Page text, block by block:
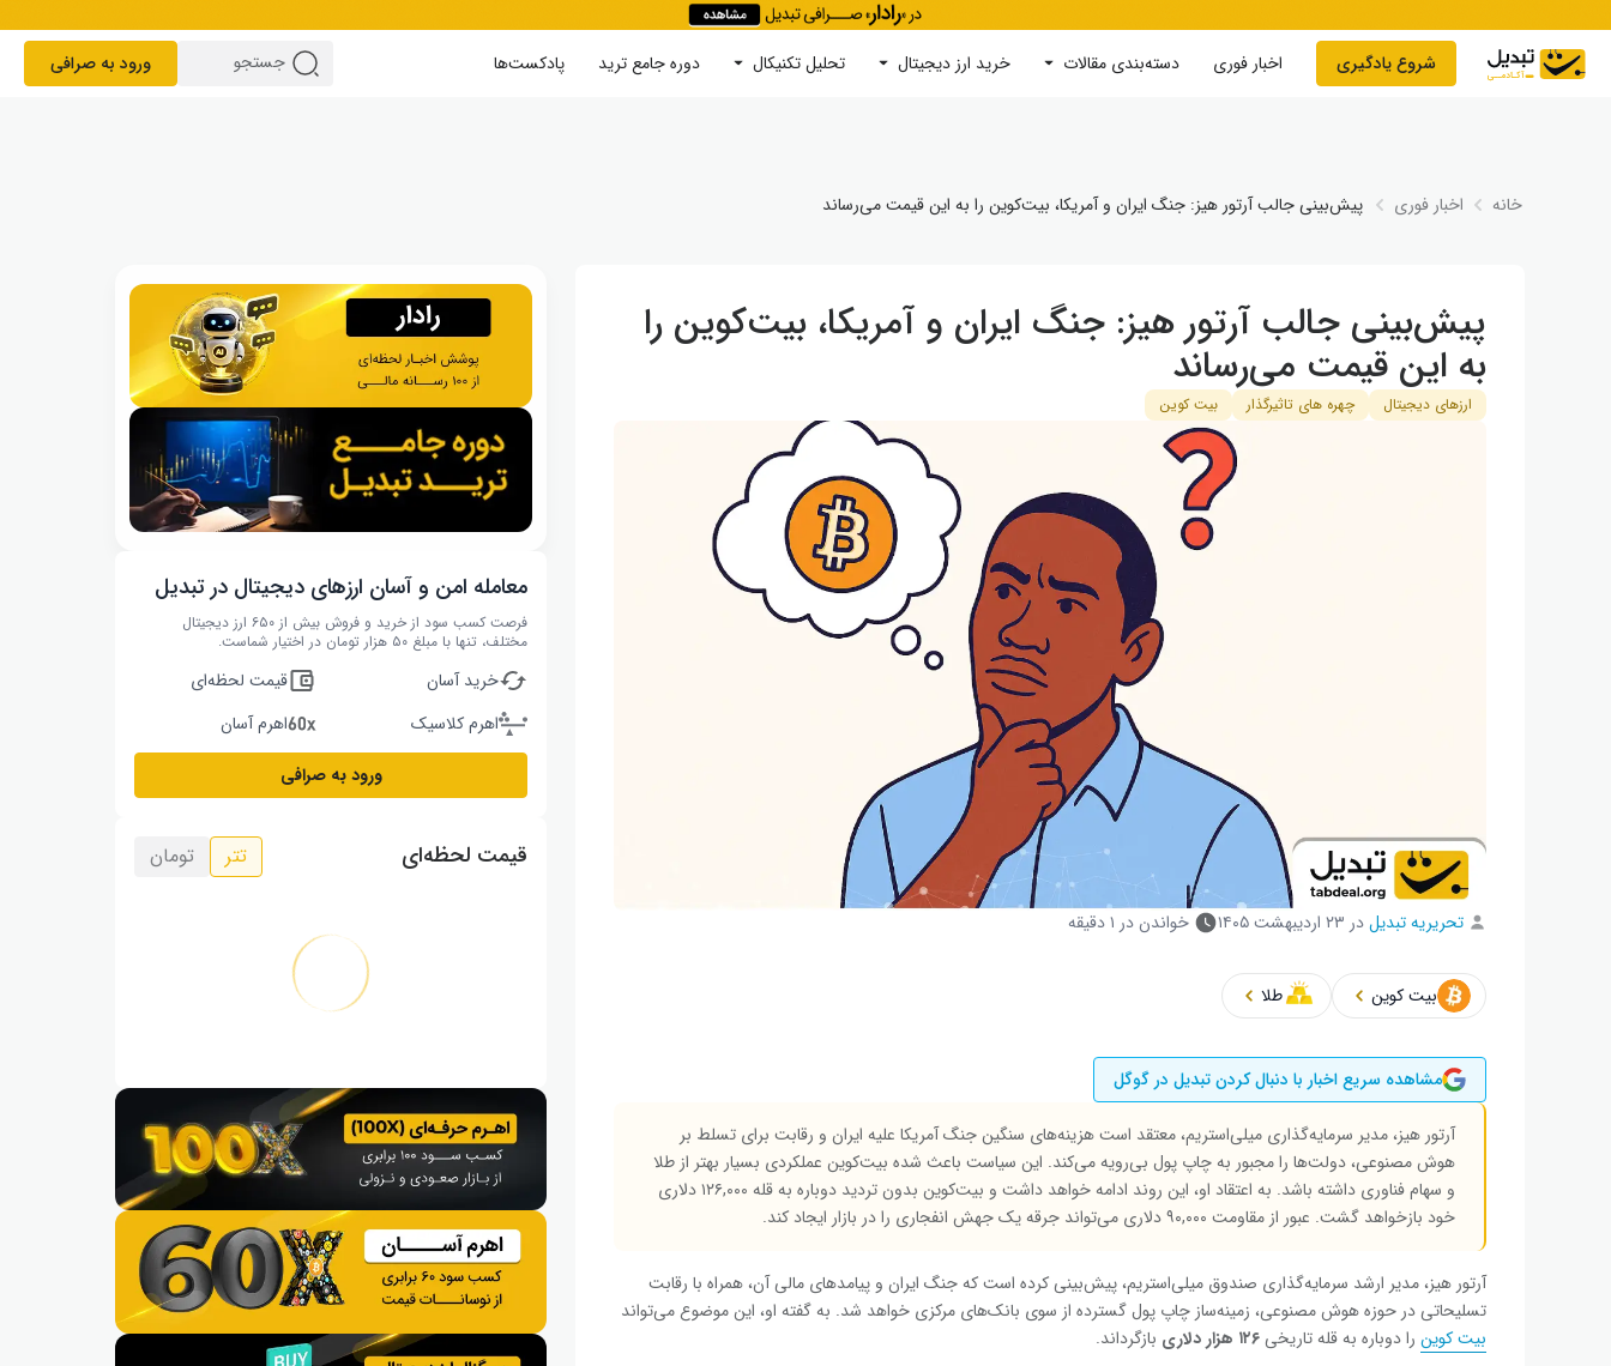
شروع یادگیری اخبار فوری دسته‌بندی مقالات خرید ارز دیجیتال تحلیل تکنیکال دوره‌ جامع ترید پادکست‌ها جستجو ورود به صرافی
خانه اخبار فوری پیش‌بینی جالب آرتور هیز: جنگ ایران و آمریکا، بیت‌کوین را به این قیمت می‌رساند
پیش‌بینی جالب آرتور هیز: جنگ ایران و آمریکا، بیت‌کوین را
به این قیمت می‌رساند
ارزهای دیجیتال چهره های تاثیرگذار بیت کوین
تحریریه تبدیلدر ۲۳ اردیبهشت ۱۴۰۵ خواندن در ۱ دقیقه
بیت کوین طلا
مشاهده سریع اخبار با دنبال کردن تبدیل در گوگل
آرتور هیز، مدیر سرمایه‌گذاری میلی‌استریم، معتقد است هزینه‌های سنگین جنگ آمریکا علیه ایران و رقابت برای تسلط بر
هوش مصنوعی، دولت‌ها را مجبور به چاپ پول بی‌رویه می‌کند. این سیاست باعث شده بیت‌کوین عملکردی بسیار بهتر از طلا
و سهام فناوری داشته باشد. به اعتقاد او، این روند ادامه خواهد داشت و بیت‌کوین بدون تردید دوباره به قله ۱۲۶,۰۰۰ دلاری
خود بازخواهد گشت. عبور از مقاومت ۹۰,۰۰۰ دلاری می‌تواند جرقه یک جهش انفجاری را در بازار ایجاد کند.
آرتور هیز، مدیر ارشد سرمایه‌گذاری صندوق میلی‌استریم، پیش‌بینی کرده است که جنگ ایران و پیامدهای مالی آن، همراه با رقابت
تسلیحاتی در حوزه هوش مصنوعی، زمینه‌ساز چاپ پول گسترده از سوی بانک‌های مرکزی خواهد شد. به گفته او، این موضوع می‌تواند
بیت ‌کوین را دوباره به قله تاریخی۱۲۶ هزار دلاری بازگرداند.
معامله امن و آسان ارزهای دیجیتال در تبدیل
فرصت کسب سود از خرید و فروش بیش از ۶۵۰ ارز دیجیتال
مختلف، تنها با مبلغ ۵۰ هزار تومان در اختیار شماست.
خرید آسان
قیمت لحظه‌ای
اهرم کلاسیک
اهرم آسان
ورود به صرافی
قیمت لحظه‌ای تتر تومان